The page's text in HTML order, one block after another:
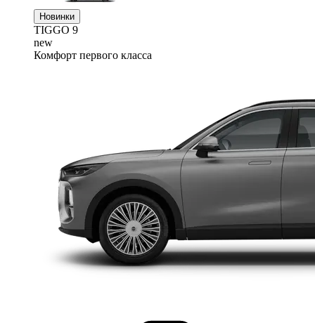
Новинки
TIGGO 9
new
Комфорт первого класса